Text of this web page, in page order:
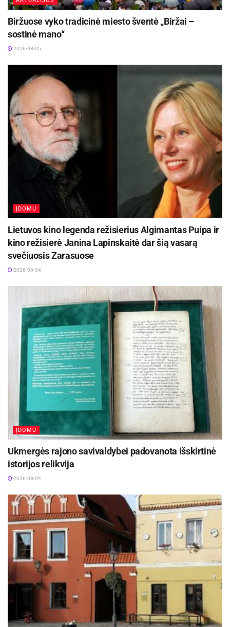
Biržuose vyko tradicinė miesto šventė „Biržai –
sostinė mano“
2026-08-05
ĮDOMU
Lietuvos kino legenda režisierius Algimantas Puipa ir
kino režisierė Janina Lapinskaitė dar šią vasarą
svečiuosis Zarasuose
2026-08-04
ĮDOMU
Ukmergės rajono savivaldybei padovanota išskirtinė
istorijos relikvija
2026-08-04